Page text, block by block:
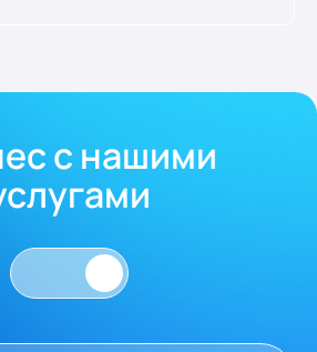
с нашими